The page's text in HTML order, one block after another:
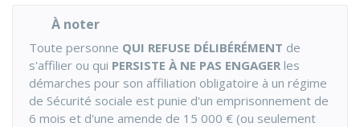
À noter
Toute personne QUI REFUSE DÉLIBÉRÉMENT de
s'affilier ou qui PERSISTE À NE PAS ENGAGER les
démarches pour son affiliation obligatoire à un régime
de Sécurité sociale est punie d'un emprisonnement de
6 mois et d'une amende de 15 000 € (ou seulement